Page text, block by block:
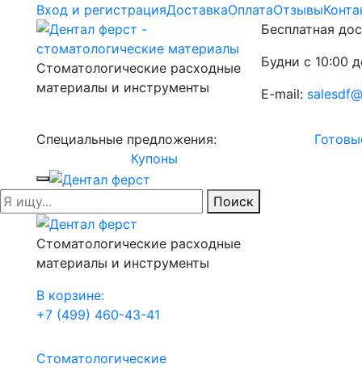
Вход и регистрацияДоставкаОплатаОтзывы
Стоматологические расходные
материалы и инструменты
Бесплатная
Будни с 10:00
E-mail:
Специальные предложения:
Купоны
Поиск
Стоматологические расходные
материалы и инструменты
В корзине:
+7 (499) 460-43-41
Стоматологические